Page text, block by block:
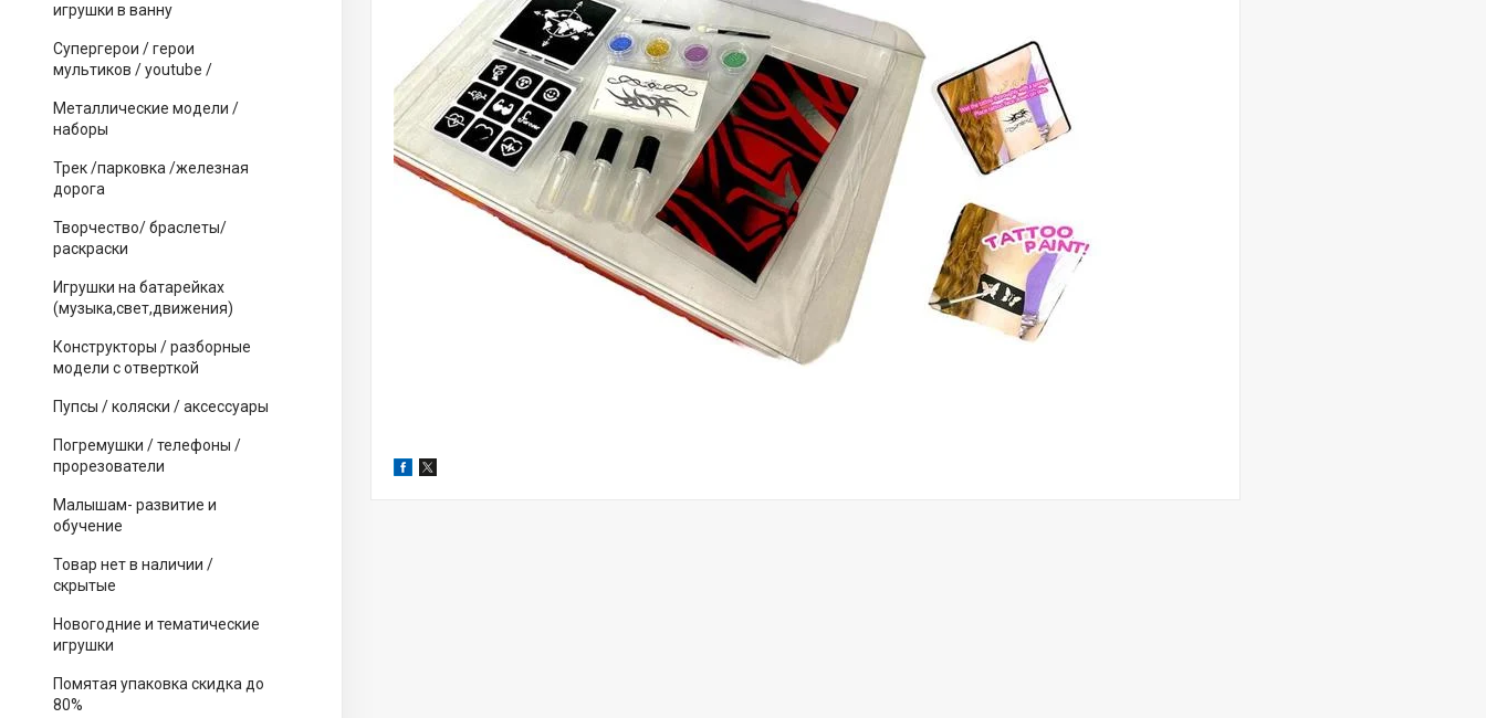
игрушки в ванну
Супергерои / герои
мультиков / youtube /
Металлические модели /
наборы
Трек /парковка /железная
дорога
Творчество/ браслеты/
раскраски
Игрушки на батарейках
(музыка,свет,движения)
Конструкторы / разборные
модели с отверткой
Пупсы / коляски / аксессуары
Погремушки / телефоны /
прорезователи
Малышам- развитие и
обучение
Товар нет в наличии /
скрытые
Новогодние и тематические
игрушки
Помятая упаковка скидка до
80%